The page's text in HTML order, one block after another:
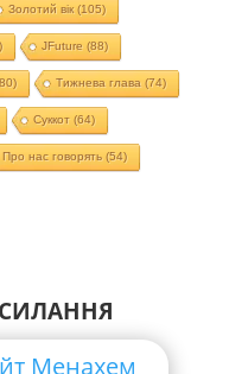
Золотий вік(105)
JFuture (88)
Тижнева глава (74)
Суккот (64)
Про нас говорять (54)
Менахем